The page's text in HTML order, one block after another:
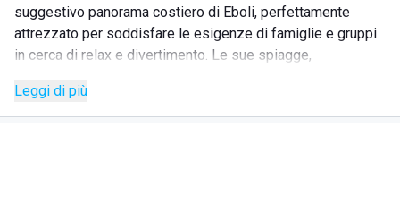
suggestivo panorama costiero di Eboli, perfettamente
attrezzato per soddisfare le esigenze di famiglie e gruppi
in cerca di relax e divertimento. Le sue spiagge,
ombrelloni per il massimo relax sotto il caldo sole
mediterraneo. La struttura vanta inoltre, docce comode,
Leggi di più